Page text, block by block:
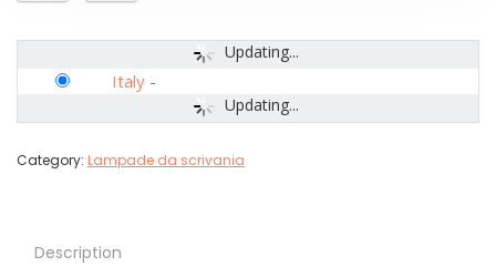
Updating...
Updating...
Italy -
Category: Lampade da scrivania
Description